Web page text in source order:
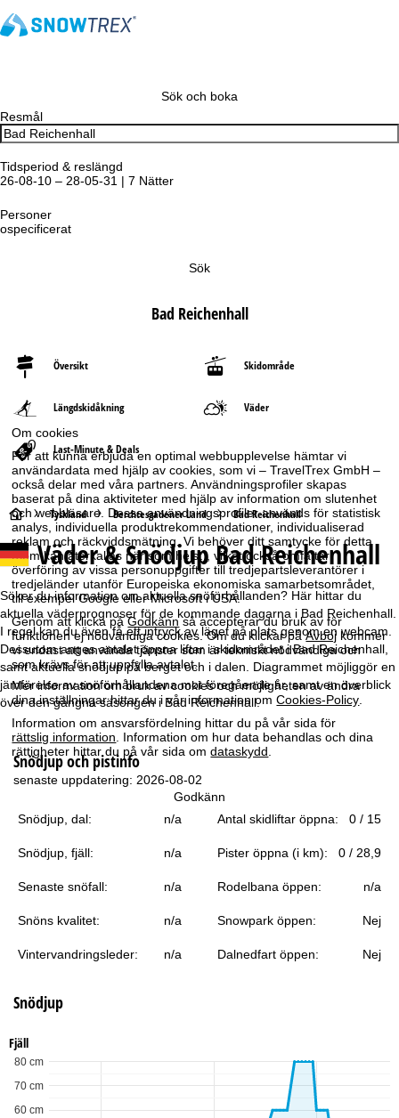
Om cookies
För att kunna erbjuda en optimal webbupplevelse hämtar vi
användardata med hjälp av cookies, som vi – TravelTrex GmbH –
också delar med våra partners. Användningsprofiler skapas
baserat på dina aktiviteter med hjälp av information om slutenhet
och webbläsare. Dessa användningsprofiler används för statistisk
analys, individuella produktrekommendationer, individualiserad
reklam och räckviddsmätning. Vi behöver ditt samtycke för detta
(som kan återkallas när som helst), vilket också omfattar
överföring av vissa personuppgifter till tredjepartsleverantörer i
tredjeländer utanför Europeiska ekonomiska samarbetsområdet,
till exempel Google eller Microsoft i USA.
Genom att klicka påGodkännså accepterar du bruk av för
funktionen ej nödvändiga cookies. Om du klickar påAvböj kommer
vi endast att använda tjänster som är tekniskt nödvändiga och
som krävs för att uppfylla avtalet.
Mer information om bruk av cookies och möjligheten av ändra
dina inställningar hittar du i vår information omCookies-Policy.
Information om ansvarsfördelning hittar du på vår sida för
rättslig information. Information om hur data behandlas och dina
rättigheter hittar du på vår sida omdataskydd.
Godkänn
Sök och boka
Resmål
Tidsperiod & reslängd
26-08-10 – 28-05-31 | 7 Nätter
Personer
ospecificerat
Sök
Bad Reichenhall
Översikt Skidområde
Längdskidåkning Väder
Last-Minute & Deals
S
t
a
r
t
s
i
d
Tyskland Berchtesgadener Land Bad Reichenhall
Väder & Snödjup Bad Reichenhall
Söker du information om aktuella snöförhållanden? Här hittar du
aktuella väderprognoser för de kommande dagarna i Bad Reichenhall.
I regel kan du även få ett intryck av läget på plats genom en webcam.
Dessutom anges antalet öppna liftar i skidområdet i Bad Reichenhall,
samt aktuella snödjup på berget och i dalen. Diagrammet möjliggör en
jämförelse av snöförhållandena mot föregående år, samt en överblick
över den gångna säsongen i Bad Reichenhall.
Snödjup och pistinfo
senaste uppdatering: 2026-08-02
Snödjup, dal: n/a Antal skidliftar öppna: 0 / 15
Snödjup, fjäll: n/a Pister öppna (i km): 0 / 28,9
Senaste snöfall: n/a Rodelbana öppen: n/a
Snöns kvalitet: n/a Snowpark öppen: Nej
Vintervandringsleder: n/a Dalnedfart öppen: Nej
Snödjup
Fjäll
60 cm
70 cm
80 cm